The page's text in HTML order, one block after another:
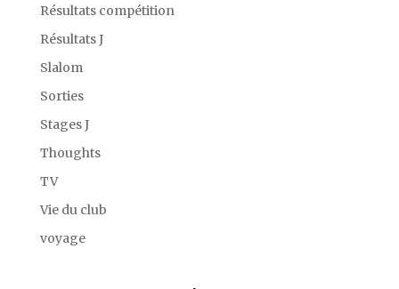
Résultats compétition
Résultats J
Slalom
Sorties
Stages J
Thoughts
TV
Vie du club
voyage